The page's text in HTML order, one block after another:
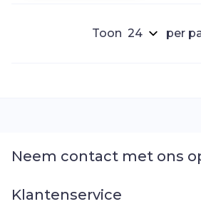
Toon per
Neem contact met ons
Klantenservice